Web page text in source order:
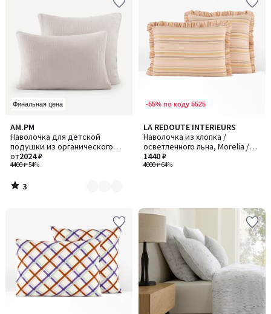
Финальная цена
AM.PM
Наволочка для детской
подушки из органического
хлопкового газа, Yafa / Яфа
4400 ₽-54%
от2024 ₽
3
/
5
Количество
цветов:
4
3
/
-55% по коду 5525
LA REDOUTE INTERIEURS
Наволочка из хлопка /
осветленного льна, Morelia /
Морелия
4000 ₽-64%
1440 ₽